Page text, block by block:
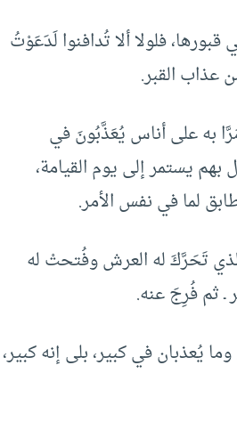
فلولا ألا تُدافنوا لَدَعَوْتُ
عذاب القبر.
به على أناس يُعَذَّبُونَ في
بهم يستمر إلى يوم القيامة،
لما في نفس الأمر.
تَحَرَّكَ له العرش وفُتحتْ له
ـ ثم فُرِجَ عنه.
يُعذبان في كبير، بلى إنه كبير،